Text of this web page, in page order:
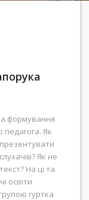
формування
педагога. Як
Як не
На ці та
освіти
гуртка